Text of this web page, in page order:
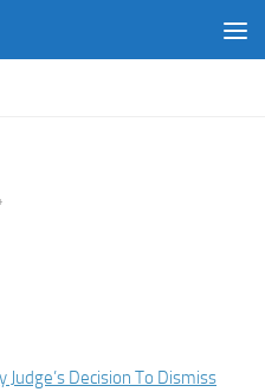
Judge’s Decision To Dismiss